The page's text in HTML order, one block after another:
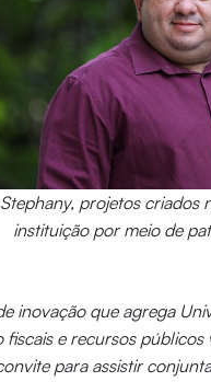
projetos
instituição por meio de
inovação que agrega
e recursos
para assistir